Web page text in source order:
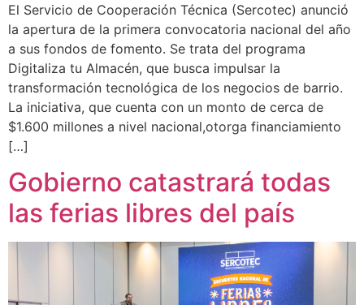
El Servicio de Cooperación Técnica (Sercotec) anunció
la apertura de la primera convocatoria nacional del año
a sus fondos de fomento. Se trata del programa
Digitaliza tu Almacén, que busca impulsar la
transformación tecnológica de los negocios de barrio.
La iniciativa, que cuenta con un monto de cerca de
$1.600 millones a nivel nacional,otorga financiamiento
[…]
Gobierno catastrará todas
las ferias libres del país